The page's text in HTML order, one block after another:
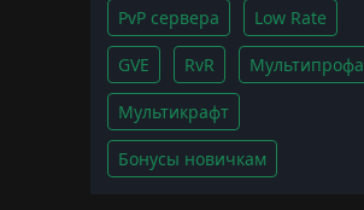
PvP сервера Low Rate
GVE RvR Мультипрофа
Мультикрафт
Бонусы новичкам